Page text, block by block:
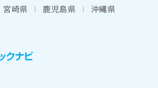
宮崎県 鹿児島県 沖縄県